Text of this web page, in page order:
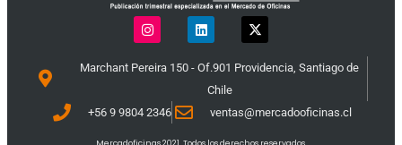
Marchant Pereira 150 - Of.901 Providencia, Santiago de
Chile
+56 9 9804 2346
ventas@mercadooficinas.cl